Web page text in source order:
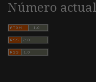
Número actual